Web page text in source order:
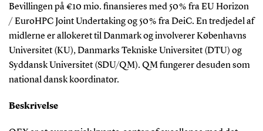
Bevillingen på €10 mio. finansieres med 50 % fra EU Horizon
/ EuroHPC Joint Undertaking og 50 % fra DeiC. En tredjedel af
midlerne er allokeret til Danmark og involverer Københavns
Universitet (KU), Danmarks Tekniske Universitet (DTU) og
Syddansk Universitet (SDU/QM). QM fungerer desuden som
national dansk koordinator.
Beskrivelse